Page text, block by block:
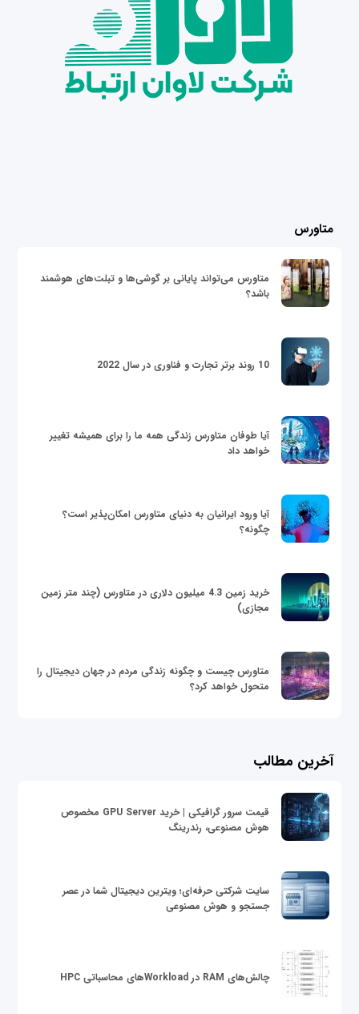
متاورس
متاورس می‌تواند پایانی بر گوشی‌ها و تبلت‌های هوشمند
باشد؟
10 روند برتر تجارت و فناوری در سال 2022
آیا طوفان متاورس زندگی همه ما را برای همیشه تغییر
خواهد داد
آیا ورود ایرانیان به دنیای متاورس امکان‌پذیر است؟
چگونه؟
خرید زمین 4.3 میلیون دلاری در متاورس (چند متر زمین
مجازی)
متاورس چیست و چگونه زندگی مردم در جهان دیجیتال را
متحول خواهد کرد؟
آخرین مطالب
قیمت سرور گرافیکی | خرید GPU Server مخصوص
هوش مصنوعی، رندرینگ
سایت شرکتی حرفه‌ای؛ ویترین دیجیتال شما در عصر
جستجو و هوش مصنوعی
چالش‌های RAM در Workloadهای محاسباتی HPC